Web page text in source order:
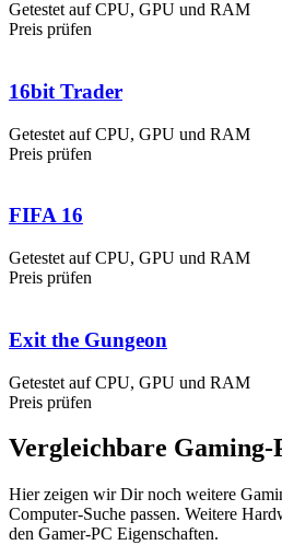
Getestet auf CPU, GPU und RAM
Preis prüfen
16bit Trader
Getestet auf CPU, GPU und RAM
Preis prüfen
FIFA 16
Getestet auf CPU, GPU und RAM
Preis prüfen
Exit the Gungeon
Getestet auf CPU, GPU und RAM
Preis prüfen
Vergleichbare Gaming-
Hier zeigen wir Dir noch weitere
Computer-Suche passen. Weitere
den Gamer-PC Eigenschaften.